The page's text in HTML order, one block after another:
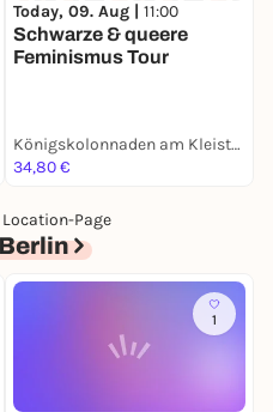
Today, 09. Aug | 11:00
Schwarze & queere
Feminismus Tour
Königskolonnaden am Kleist-Park
34,80 €
Page
1